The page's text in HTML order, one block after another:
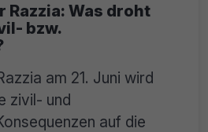
Razzia: Was droht
bzw.
am 21. Juni wird
zivil- und
auf die